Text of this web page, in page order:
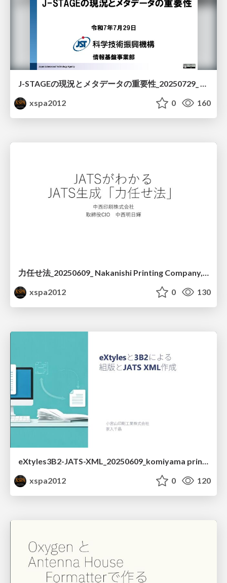
J-STAGEの現況とメタデータの重要性_20250729_ Japan Science and Technology Agency
xspa2012
0 160
xspa2012
0 130
eXtyles3B2-JATS-XML_20250609_komiyama printing co.,Ltd..
xspa2012
0 120